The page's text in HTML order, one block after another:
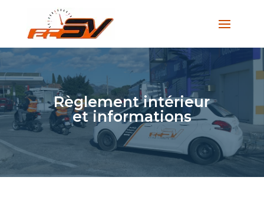
Règlement intérieur
et informations